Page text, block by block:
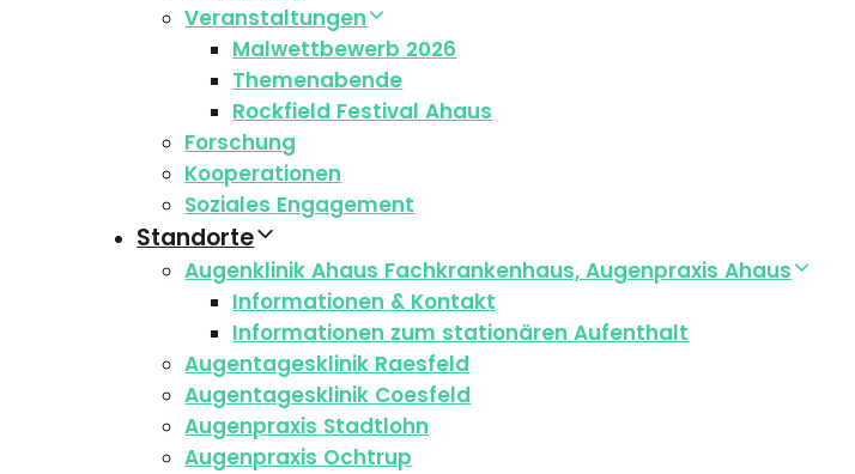
Veranstaltungen
Malwettbewerb 2026
Themenabende
Rockfield Festival Ahaus
Forschung
Kooperationen
Soziales Engagement
Standorte
Augenklinik Ahaus Fachkrankenhaus, Augenpraxis Ahaus
Informationen & Kontakt
Informationen zum stationären Aufenthalt
Augentagesklinik Raesfeld
Augentagesklinik Coesfeld
Augenpraxis Stadtlohn
Augenpraxis Ochtrup